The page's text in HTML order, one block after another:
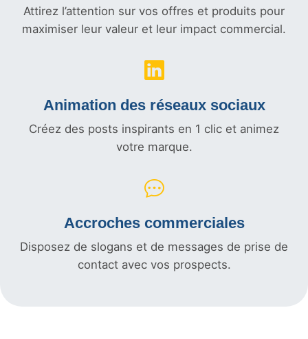
Attirez l’attention sur vos offres et produits pour
maximiser leur valeur et leur impact commercial.
Animation des réseaux sociaux
Créez des posts inspirants en 1 clic et animez
votre marque.
Accroches commerciales
Disposez de slogans et de messages de prise de
contact avec vos prospects.